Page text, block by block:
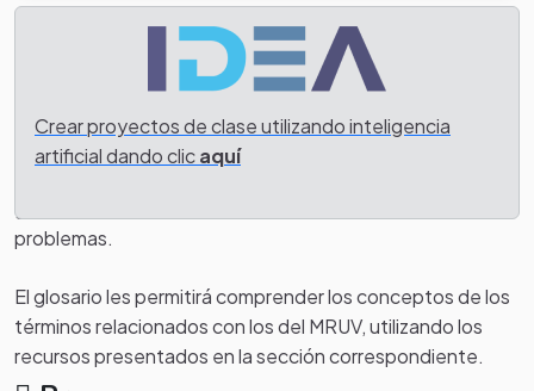
Crear proyectos de clase utilizando inteligencia
artificial dando clicaquí
Durante esta actividad los alumnos formaran grupos de
hasta cuatro personas como máximo. Desarrollaran un
glosario, una presentación en powerpoint cuya temática
esta centrada en el movimiento rectilíneo uniformemente
variado (M. R. U. V.), velocidad, desplazamiento,
problemas.
El glosario les permitirá comprender los conceptos de los
términos relacionados con los del MRUV, utilizando los
recursos presentados en la sección correspondiente.